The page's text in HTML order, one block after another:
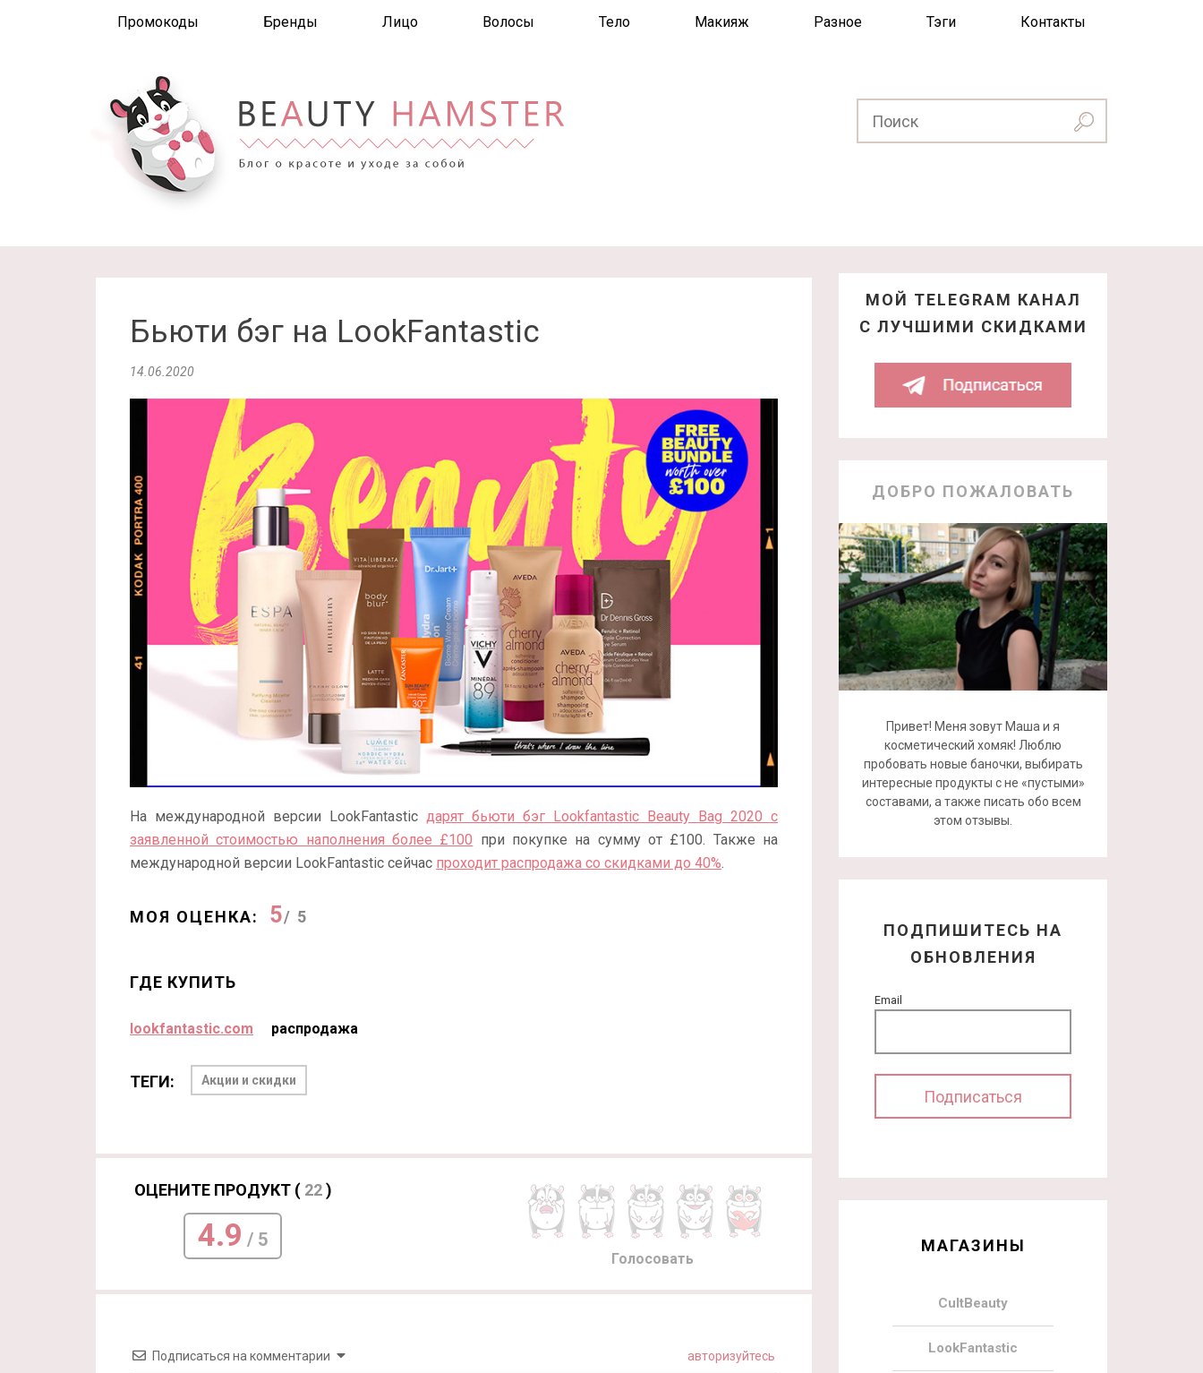
Промокоды Бренды Лицо Волосы Тело Макияж Разное Тэги Контакты
Бьюти бэг на LookFantastic
14.06.2020
На международной версии LookFantastic дарят бьюти бэг Lookfantastic Beauty Bag 2020 с
заявленной стоимостью наполнения более £100 при покупке на сумму от £100. Также на
международной версии LookFantastic сейчас проходит распродажа со скидками до 40%.
МОЯ ОЦЕНКА: 5/ 5
ГДЕ КУПИТЬ
lookfantastic.com распродажа
ТЕГИ: Акции и скидки
ОЦЕНИТЕ ПРОДУКТ ( 22)
4.9 / 5
Голосовать
Подписаться на комментарии авторизуйтесь
МОЙ TELEGRAM КАНАЛ
С ЛУЧШИМИ СКИДКАМИ
ДОБРО ПОЖАЛОВАТЬ
Привет! Меня зовут Маша и я
косметический хомяк! Люблю
пробовать новые баночки, выбирать
интересные продукты с не «пустыми»
составами, а также писать обо всем
этом отзывы.
ПОДПИШИТЕСЬ НА
ОБНОВЛЕНИЯ
Email
МАГАЗИНЫ
CultBeauty
LookFantastic